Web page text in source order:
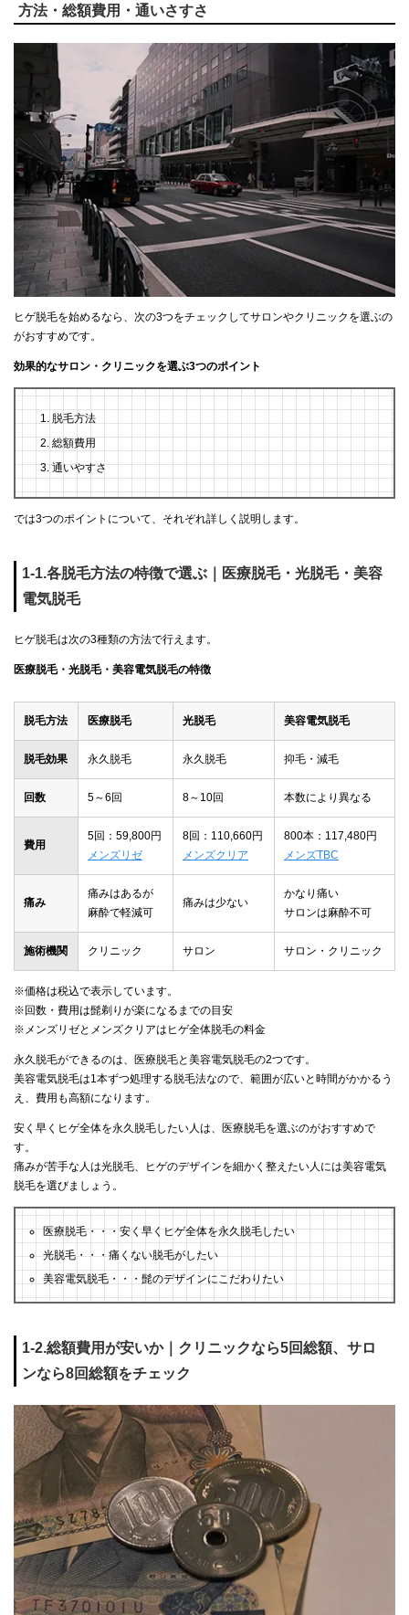
方法・総額費用・通いさすさ
ヒゲ脱毛を始めるなら、次の3つをチェックしてサロンやクリニックを選ぶの
がおすすめです。
効果的なサロン・クリニックを選ぶ3つのポイント
脱毛方法
総額費用
通いやすさ
では3つのポイントについて、それぞれ詳しく説明します。
1-1.各脱毛方法の特徴で選ぶ｜医療脱毛・光脱毛・美容
電気脱毛
ヒゲ脱毛は次の3種類の方法で行えます。
医療脱毛・光脱毛・美容電気脱毛の特徴
脱毛方法 医療脱毛 光脱毛 美容電気脱毛
脱毛効果 永久脱毛 永久脱毛 抑毛・減毛
回数 5～6回 8～10回 本数により異なる
費用
5回：59,800円
メンズリゼ
8回：110,660円
メンズクリア
800本：117,480円
メンズTBC
痛み
痛みはあるが
麻酔で軽減可
痛みは少ない
かなり痛い
サロンは麻酔不可
施術機関 クリニック サロン サロン・クリニック
※価格は税込で表示しています。
※回数・費用は髭剃りが楽になるまでの目安
※メンズリゼとメンズクリアはヒゲ全体脱毛の料金
永久脱毛ができるのは、医療脱毛と美容電気脱毛の2つです。
美容電気脱毛は1本ずつ処理する脱毛法なので、範囲が広いと時間がかかるう
え、費用も高額になります。
安く早くヒゲ全体を永久脱毛したい人は、医療脱毛を選ぶのがおすすめで
す。
痛みが苦手な人は光脱毛、ヒゲのデザインを細かく整えたい人には美容電気
脱毛を選びましょう。
医療脱毛・・・安く早くヒゲ全体を永久脱毛したい
光脱毛・・・痛くない脱毛がしたい
美容電気脱毛・・・髭のデザインにこだわりたい
1-2.総額費用が安いか｜クリニックなら5回総額、サロ
ンなら8回総額をチェック